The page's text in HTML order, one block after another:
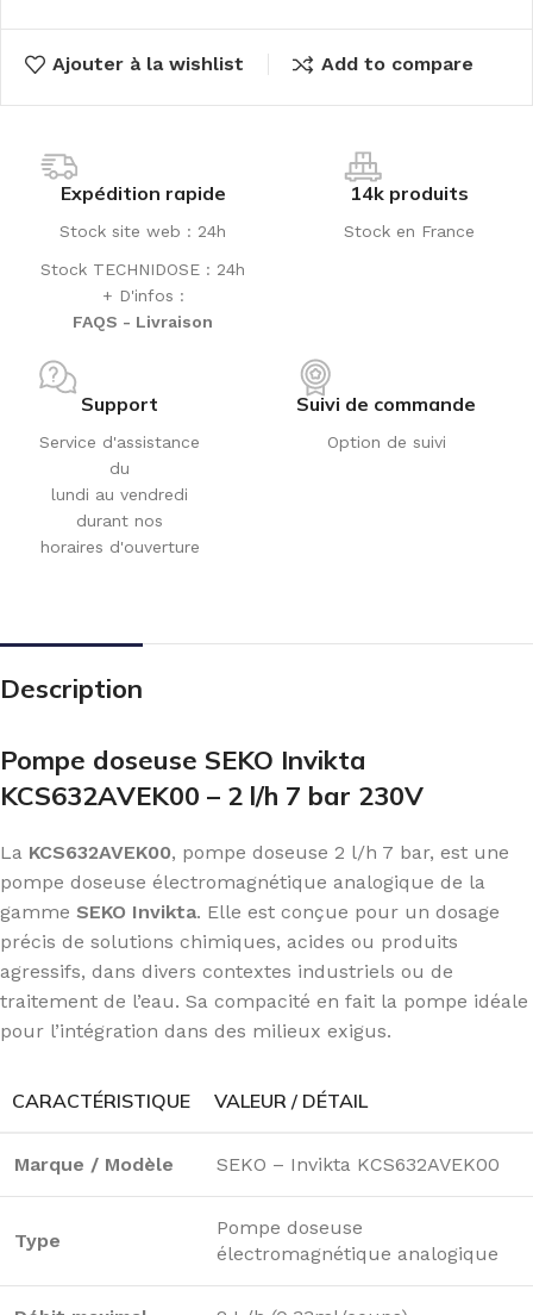
Ajouter à la wishlist Add to compare
Expédition rapide
Stock site web : 24h
Stock TECHNIDOSE : 24h
+ D'infos :
FAQS - Livraison
14k produits
Stock en France
Support
Service d'assistance
du
lundi au vendredi
durant nos
horaires d'ouverture
Suivi de commande
Option de suivi
Description
Pompe doseuse SEKO Invikta
KCS632AVEK00 – 2 l/h 7 bar 230V
La KCS632AVEK00, pompe doseuse 2 l/h 7 bar, est une
pompe doseuse électromagnétique analogique de la
gamme SEKO Invikta. Elle est conçue pour un dosage
précis de solutions chimiques, acides ou produits
agressifs, dans divers contextes industriels ou de
traitement de l’eau. Sa compacité en fait la pompe idéale
pour l’intégration dans des milieux exigus.
CARACTÉRISTIQUE VALEUR / DÉTAIL
Marque / Modèle SEKO – Invikta KCS632AVEK00
Type
Pompe doseuse
électromagnétique analogique